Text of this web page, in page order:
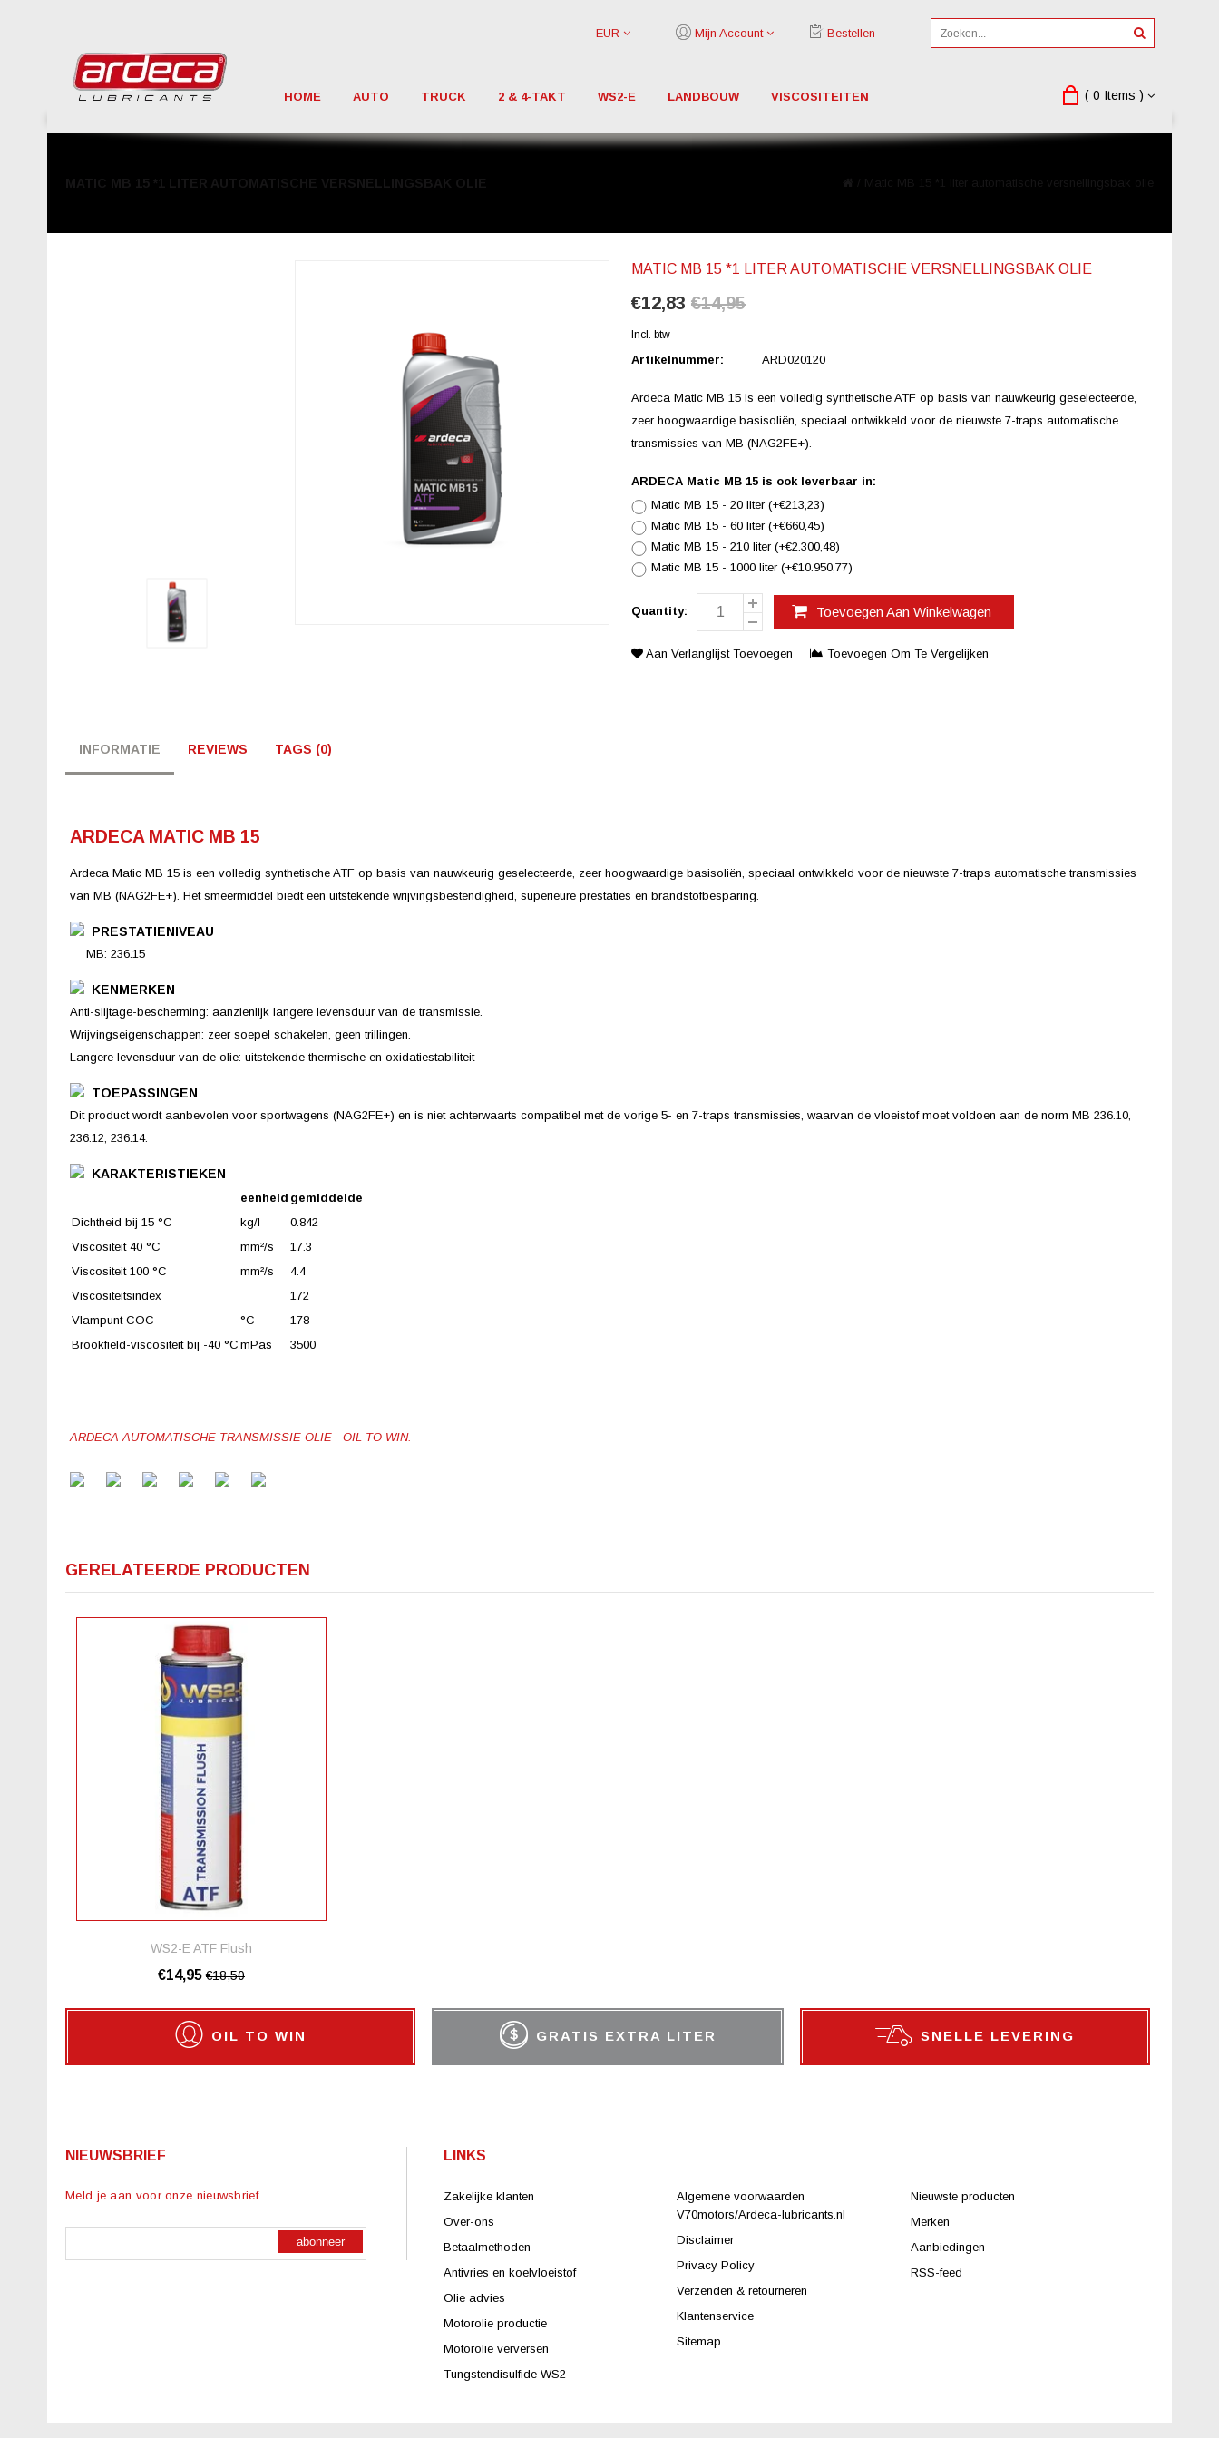
Mijn Account Bestellen
EUR
HOME AUTO TRUCK 2 & 4-TAKT WS2-E LANDBOUW VISCOSITEITEN ( 0 Items )
MATIC MB 15 *1 LITER AUTOMATISCHE VERSNELLINGSBAK OLIE
€12,83 €14,95
Incl. btw
Artikelnummer: ARD020120
Ardeca Matic MB 15 is een volledig synthetische ATF op basis van nauwkeurig geselecteerde,
zeer hoogwaardige basisoliën, speciaal ontwikkeld voor de nieuwste 7-traps automatische
transmissies van MB (NAG2FE+).
ARDECA Matic MB 15 is ook leverbaar in:
Matic MB 15 - 20 liter (+€213,23)
Matic MB 15 - 60 liter (+€660,45)
Matic MB 15 - 210 liter (+€2.300,48)
Matic MB 15 - 1000 liter (+€10.950,77)
Quantity: Toevoegen Aan Winkelwagen
Aan Verlanglijst Toevoegen Toevoegen Om Te Vergelijken
INFORMATIE REVIEWS TAGS (0)
ARDECA MATIC MB 15
Ardeca Matic MB 15 is een volledig synthetische ATF op basis van nauwkeurig geselecteerde, zeer hoogwaardige basisoliën, speciaal ontwikkeld voor de nieuwste 7-traps automatische transmissies
van MB (NAG2FE+). Het smeermiddel biedt een uitstekende wrijvingsbestendigheid, superieure prestaties en brandstofbesparing.
PRESTATIENIVEAU
MB: 236.15
KENMERKEN
Anti-slijtage-bescherming: aanzienlijk langere levensduur van de transmissie.
Wrijvingseigenschappen: zeer soepel schakelen, geen trillingen.
Langere levensduur van de olie: uitstekende thermische en oxidatiestabiliteit
TOEPASSINGEN
Dit product wordt aanbevolen voor sportwagens (NAG2FE+) en is niet achterwaarts compatibel met de vorige 5- en 7-traps transmissies, waarvan de vloeistof moet voldoen aan de norm MB 236.10,
236.12, 236.14.
KARAKTERISTIEKEN
eenheid gemiddelde
Dichtheid bij 15 °C
kg/l
0.842
Viscositeit 40 °C
mm²/s
17.3
Viscositeit 100 °C
mm²/s
4.4
Viscositeitsindex
172
Vlampunt COC
°C
178
Brookfield-viscositeit bij -40 °C mPas 3500
ARDECA AUTOMATISCHE TRANSMISSIE OLIE - OIL TO WIN.
GERELATEERDE PRODUCTEN
WS2-E ATF Flush
€14,95€18,50
OIL TO WIN GRATIS EXTRA LITER SNELLE LEVERING
NIEUWSBRIEF
Meld je aan voor onze nieuwsbrief
abonneer
LINKS
Zakelijke klanten
Over-ons
Betaalmethoden
Antivries en koelvloeistof
Olie advies
Motorolie productie
Motorolie verversen
Tungstendisulfide WS2
Algemene voorwaarden
V70motors/Ardeca-lubricants.nl
Disclaimer
Privacy Policy
Verzenden & retourneren
Klantenservice
Sitemap
Nieuwste producten
Merken
Aanbiedingen
RSS-feed